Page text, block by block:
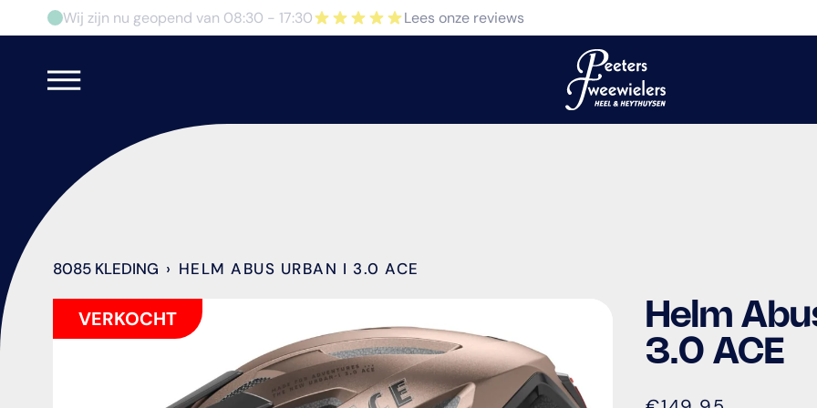
Doorgaan
naar
Wij zijn nu geopend van 08:30 - 17:30 Lees onze reviews
8085 KLEDING › HELM ABUS URBAN I 3.0 ACE
VERKOCHT
Helm
3.0 ACE